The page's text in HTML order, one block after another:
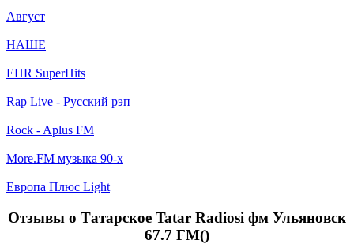
Август
НАШЕ
EHR SuperHits
Rap Live - Русский рэп
Rock - Aplus FM
More.FM музыка 90-х
Европа Плюс Light
Отзывы о Татарское Tatar Radiosi фм Ульяновск
67.7 FM()